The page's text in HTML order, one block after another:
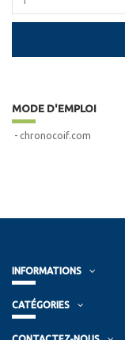
MODE D'EMPLOI
- chronocoif.com
INFORMATIONS
CATÉGORIES